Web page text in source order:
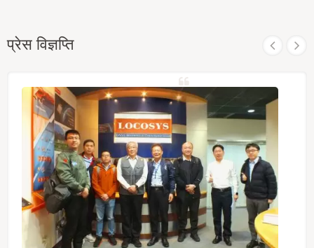
प्रेस विज्ञप्ति